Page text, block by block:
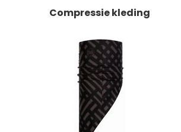
Compressie kleding